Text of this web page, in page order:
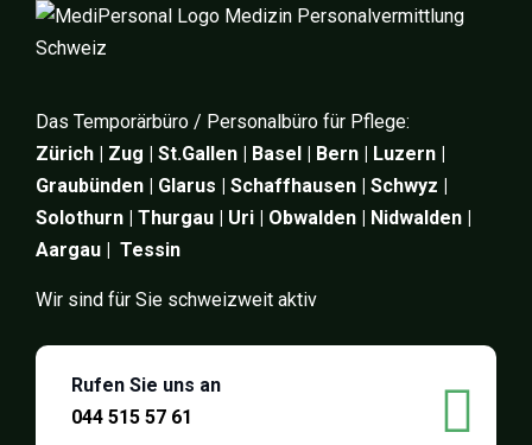
Das Temporärbüro / Personalbüro für Pflege:
Zürich | Zug | St.Gallen | Basel | Bern | Luzern |
Graubünden | Glarus | Schaffhausen | Schwyz |
Solothurn | Thurgau | Uri | Obwalden | Nidwalden |
Aargau | Tessin
Wir sind für Sie schweizweit aktiv
Rufen Sie uns an
044 515 57 61